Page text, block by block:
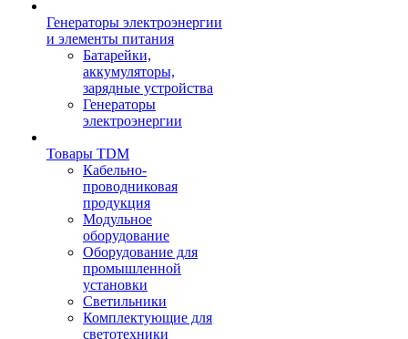
Генераторы электроэнергии
и элементы питания
Батарейки,
аккумуляторы,
зарядные устройства
Генераторы
электроэнергии
Товары TDM
Кабельно-
проводниковая
продукция
Модульное
оборудование
Оборудование для
промышленной
установки
Светильники
Комплектующие для
светотехники